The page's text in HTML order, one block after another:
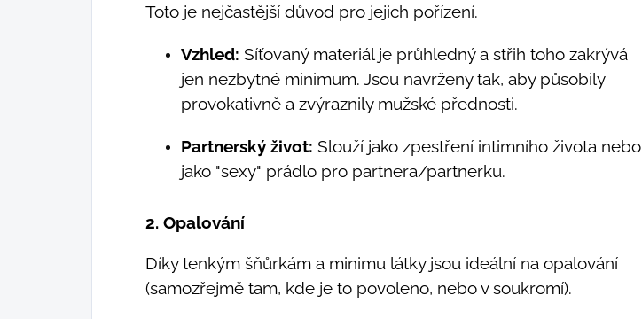
Toto je nejčastější důvod pro jejich pořízení.
Vzhled: Síťovaný materiál je průhledný a střih toho zakrývá
jen nezbytné minimum. Jsou navrženy tak, aby působily
provokativně a zvýraznily mužské přednosti.
Partnerský život: Slouží jako zpestření intimního života nebo
jako "sexy" prádlo pro partnera/partnerku.
2. Opalování
Díky tenkým šňůrkám a minimu látky jsou ideální na opalování
(samozřejmě tam, kde je to povoleno, nebo v soukromí).